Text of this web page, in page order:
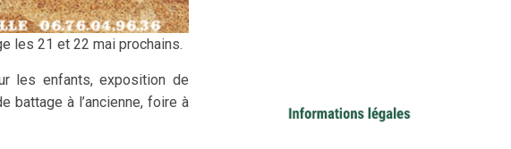
les 21 et 22 mai prochains.
les enfants, exposition de
battage à l’ancienne, foire à